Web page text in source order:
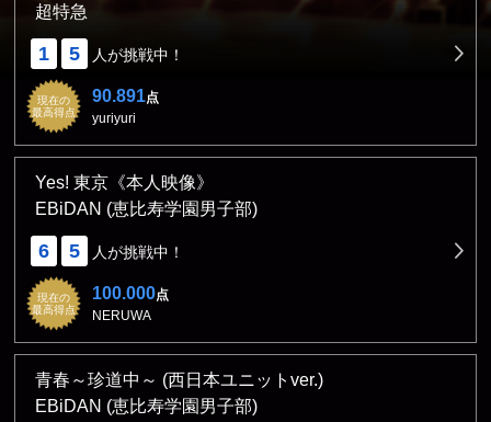
超特急
1 5 人が挑戦中！
現在の
最高得点
90.891点
yuriyuri
Yes! 東京《本人映像》
EBiDAN (恵比寿学園男子部)
6 5 人が挑戦中！
現在の
最高得点
100.000点
NERUWA
青春～珍道中～ (西日本ユニットver.)
EBiDAN (恵比寿学園男子部)